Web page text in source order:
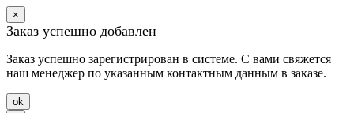
×
Заказ успешно добавлен
Заказ успешно зарегистрирован в системе. С вами свяжется
наш менеджер по указанным контактным данным в заказе.
оk